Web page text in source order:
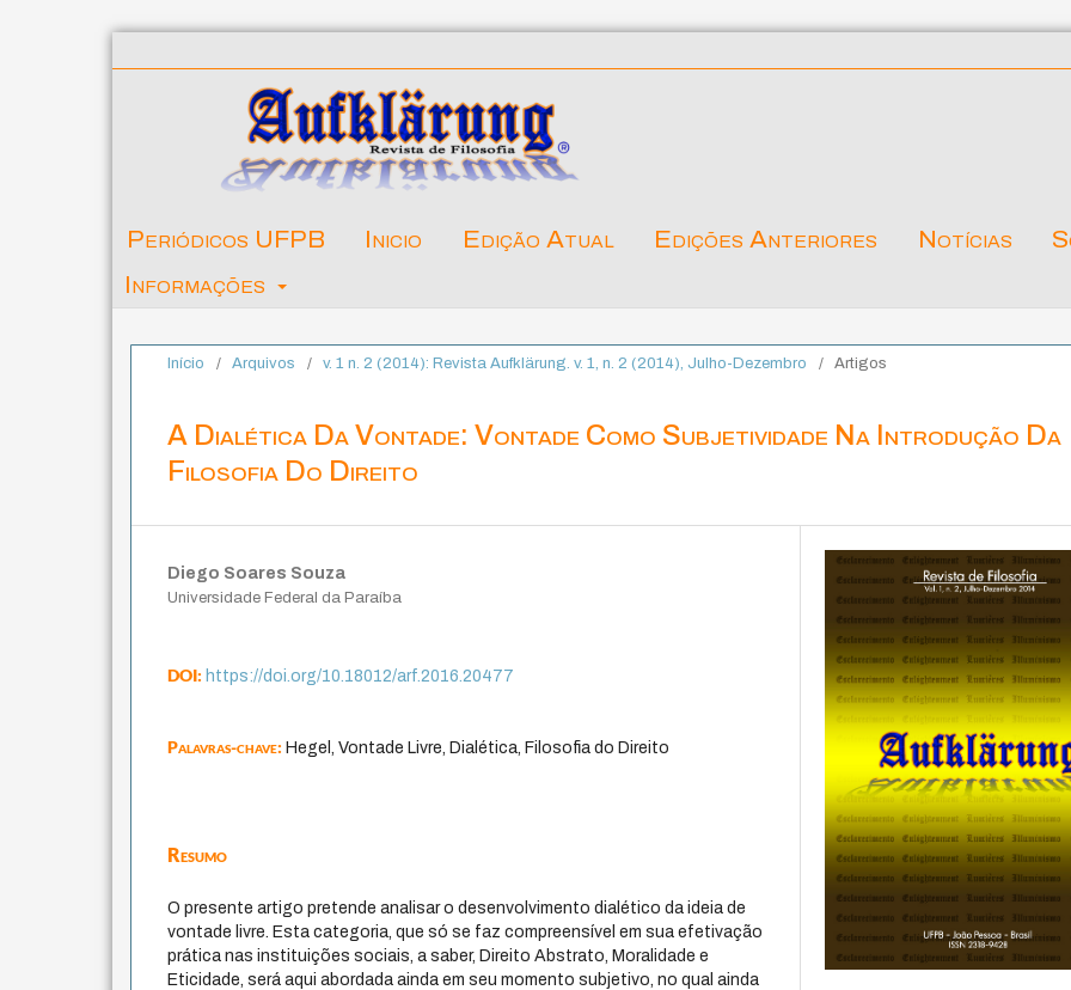
Periódicos UFPB Inicio Edição Atual Edições Anteriores Notícias
Informações
Início / Arquivos / v. 1 n. 2 (2014): Revista Aufklärung. v. 1, n. 2 (2014), Julho-Dezembro / Artigos
A Dialética Da Vontade: Vontade Como Subjetividade Na Introdução Da
Filosofia Do Direito
Diego Soares Souza
Universidade Federal da Paraíba
DOI:https://doi.org/10.18012/arf.2016.20477
Palavras-chave:Hegel, Vontade Livre, Dialética, Filosofia do Direito
Resumo
O presente artigo pretende analisar o desenvolvimento dialético da ideia de
vontade livre. Esta categoria, que só se faz compreensível em sua efetivação
prática nas instituições sociais, a saber, Direito Abstrato, Moralidade e
Eticidade, será aqui abordada ainda em seu momento subjetivo, no qual ainda